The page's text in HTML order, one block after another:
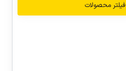
فیلتر محصولات